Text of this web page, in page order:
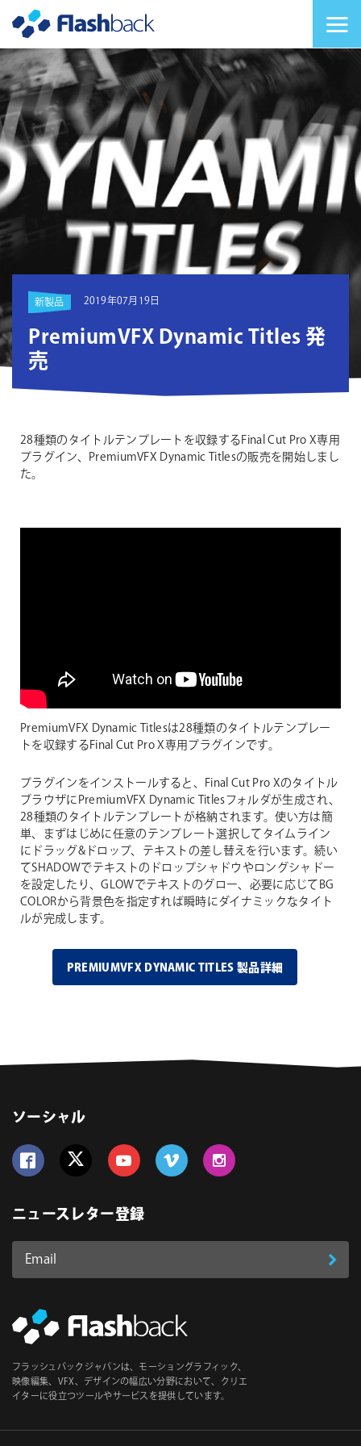
新製品 2019年07月19日
PremiumVFX Dynamic Titles 発
売
28種類のタイトルテンプレートを収録するFinal Cut Pro X専用
プラグイン、PremiumVFX Dynamic Titlesの販売を開始しまし
た。
PremiumVFX Dynamic Titlesは28種類のタイトルテンプレー
トを収録するFinal Cut Pro X専用プラグインです。
プラグインをインストールすると、Final Cut Pro Xのタイトル
ブラウザにPremiumVFX Dynamic Titlesフォルダが生成され、
28種類のタイトルテンプレートが格納されます。使い方は簡
単、まずはじめに任意のテンプレート選択してタイムライン
にドラッグ&ドロップ、テキストの差し替えを行います。続い
てSHADOWでテキストのドロップシャドウやロングシャドー
を設定したり、GLOWでテキストのグロー、必要に応じてBG
COLORから背景色を指定すれば瞬時にダイナミックなタイト
ルが完成します。
PREMIUMVFX DYNAMIC TITLES 製品詳細
ソーシャル
ニュースレター登録
Email
ス
必
須
登
フラッシュバックジャパンは、モーショングラフィック、
映像編集、VFX、デザインの幅広い分野において、クリエ
イターに役立つツールやサービスを提供しています。